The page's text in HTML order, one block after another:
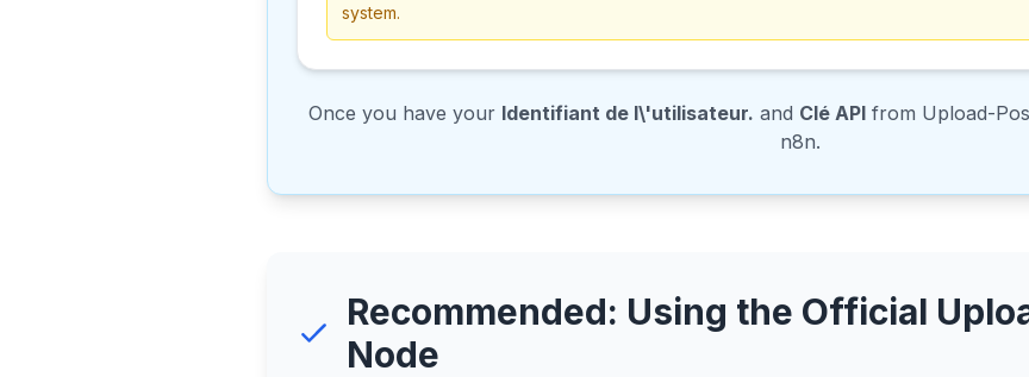
system.
Once you have your Identifiant de l\'utilisateur. and Clé API from Upload-
n8n.
Recommended: Using the Official
Node